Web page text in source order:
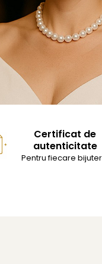
Certificat de
autenticitate
Pentru fiecare